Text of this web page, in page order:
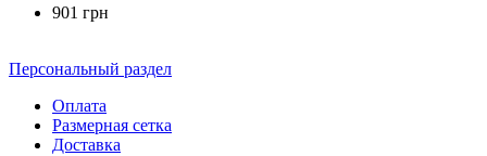
901 грн
Персональный раздел
Оплата
Размерная сетка
Доставка